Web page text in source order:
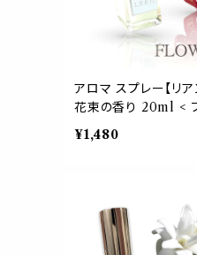
アロマ スプレー【リ
花束の香り 20ml <
退職・卒業・引っ越し
フレグランス 香水 枕
¥1,480